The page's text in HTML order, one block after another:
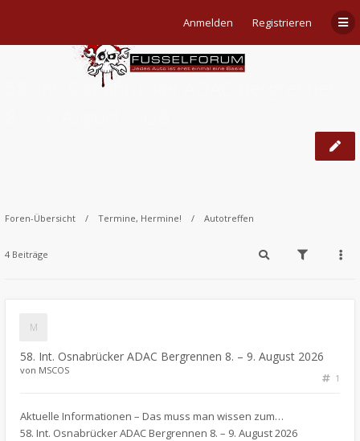
Anmelden Registrieren
58. Int. Osnabrücker ADAC Bergrennen
Foren-Übersicht Termine, Hermine! Autotreffen
4 Beiträge
58. Int. Osnabrücker ADAC Bergrennen 8. – 9. August 2026
1
von MSCOS
Aktuelle Informationen – Das muss man wissen zum…
58. Int. Osnabrücker ADAC Bergrennen 8. – 9. August 2026